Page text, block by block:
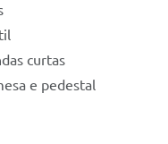
curtas
e pedestal